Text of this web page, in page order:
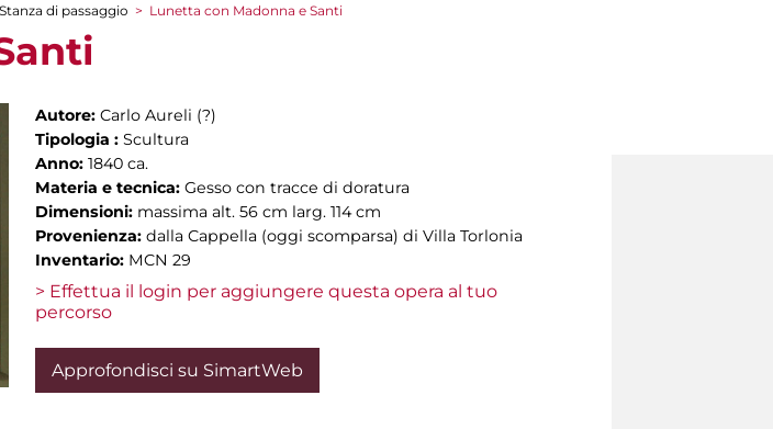
Stanza di passaggio > Lunetta con Madonna e Santi
Autore: Carlo Aureli (?)
Tipologia : Scultura
Anno: 1840 ca.
Materia e tecnica: Gesso con tracce di doratura
Dimensioni: massima alt. 56 cm larg. 114 cm
Provenienza: dalla Cappella (oggi scomparsa) di Villa Torlonia
Inventario: MCN 29
> Effettua il login per aggiungere questa opera al tuo
percorso
Approfondisci su SimartWeb